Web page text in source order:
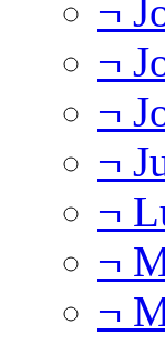
¬
¬
¬
¬
¬
¬
¬